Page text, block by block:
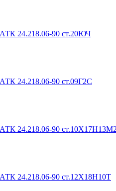
24.218.06-90 ст.20ЮЧ
24.218.06-90 ст.09Г2С
24.218.06-90
24.218.06-90 ст.12Х18Н10Т